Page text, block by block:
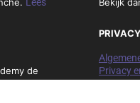
Lees
de
Bekijk
Privacy